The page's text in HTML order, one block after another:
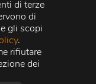
di terze
di
gli scopi
.
rifiutare
dei
1427910
-
Capitale Sociale
© Tutti i diritti